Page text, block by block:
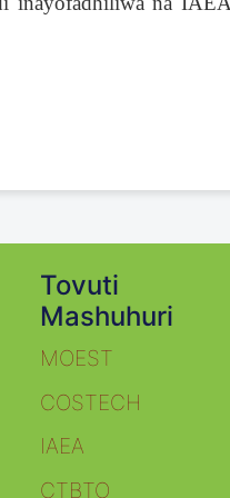
Tovuti
Mashuhuri
MOEST
COSTECH
IAEA
CTBTO
Latest Article
Nafasi za kazi
3 weeks ago